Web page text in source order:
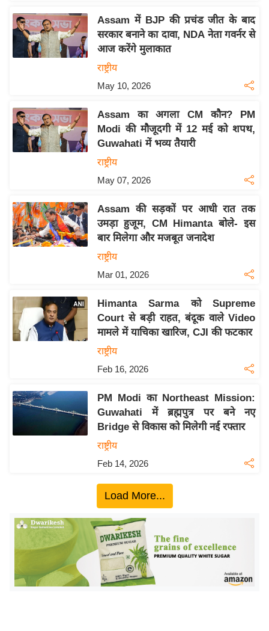
L
2
0
2
इ
म
र
मि
सा
मि
सा
ल
त
यं
ग
त्य
ज
त
Assam में BJP की प्रचंड जीत के बाद
सरकार बनाने का दावा, NDA नेता गवर्नर से
आज करेंगे मुलाकात
राष्ट्रीय
May 10, 2026
Assam का अगला CM कौन? PM
Modi की मौजूदगी में 12 मई को शपथ,
Guwahati में भव्य तैयारी
राष्ट्रीय
May 07, 2026
Assam की सड़कों पर आधी रात तक
उमड़ा हुजूम, CM Himanta बोले- इस
बार मिलेगा और मजबूत जनादेश
राष्ट्रीय
Mar 01, 2026
Himanta Sarma को Supreme
Court से बड़ी राहत, बंदूक वाले Video
मामले में याचिका खारिज, CJI की फटकार
राष्ट्रीय
Feb 16, 2026
PM Modi का Northeast Mission:
Guwahati में ब्रह्मपुत्र पर बने नए
Bridge से विकास को मिलेगी नई रफ्तार
राष्ट्रीय
Feb 14, 2026
Load More...